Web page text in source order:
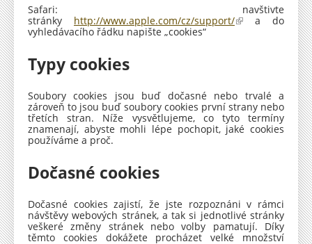
r
n
e
x
í
)
a
z
e
r
n
í
Safari: navštivte
stránky http://www.apple.com/cz/support/(
e
e
x
t
a do
vyhledávacího řádku napište „cookies“
Typy cookies
Soubory cookies jsou buď dočasné nebo trvalé a
zároveň to jsou buď soubory cookies první strany nebo
třetích stran. Níže vysvětlujeme, co tyto termíny
znamenají, abyste mohli lépe pochopit, jaké cookies
používáme a proč.
Dočasné cookies
Dočasné cookies zajistí, že jste rozpoznáni v rámci
návštěvy webových stránek, a tak si jednotlivé stránky
veškeré změny stránek nebo volby pamatují. Díky
těmto cookies dokážete procházet velké množství